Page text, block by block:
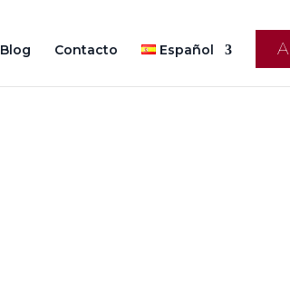
Blog Contacto Español